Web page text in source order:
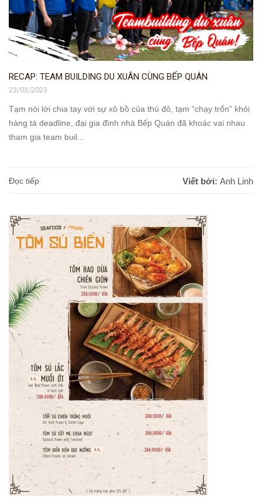
RECAP: TEAM BUILDING DU XUÂN CÙNG BẾP QUÁN
23/03/2023
Tạm nói lời chia tay với sự xô bồ của thủ đô, tạm “chạy trốn” khỏi
hàng tá deadline, đại gia đình nhà Bếp Quán đã khoác vai nhau
tham gia team buil...
Đọc tiếp Viết bởi: Anh Linh